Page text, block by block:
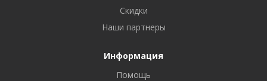
Скидки
Наши партнеры
Информация
Помощь